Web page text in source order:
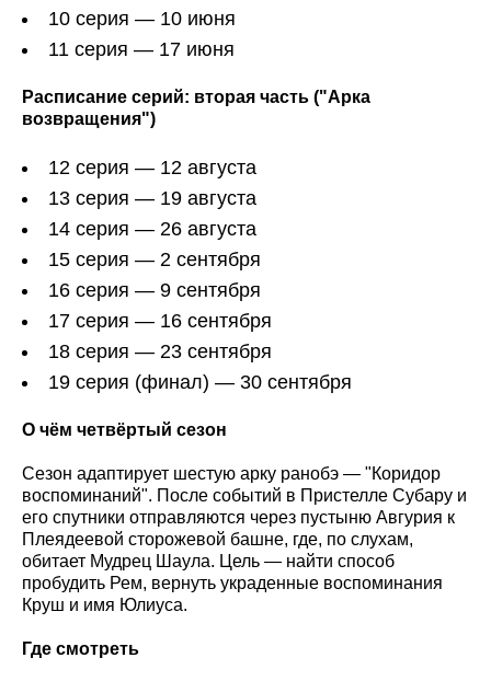
10 серия — 10 июня
11 серия — 17 июня
Расписание серий: вторая часть ("Арка
возвращения")
12 серия — 12 августа
13 серия — 19 августа
14 серия — 26 августа
15 серия — 2 сентября
16 серия — 9 сентября
17 серия — 16 сентября
18 серия — 23 сентября
19 серия (финал) — 30 сентября
О чём четвёртый сезон
Сезон адаптирует шестую арку ранобэ — "Коридор
воспоминаний". После событий в Пристелле Субару и
его спутники отправляются через пустыню Авгурия к
Плеядеевой сторожевой башне, где, по слухам,
обитает Мудрец Шаула. Цель — найти способ
пробудить Рем, вернуть украденные воспоминания
Круш и имя Юлиуса.
Где смотреть